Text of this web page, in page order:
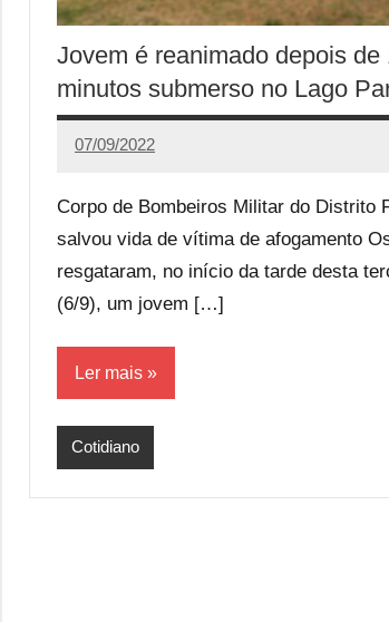
Jovem é reanimado depois de
minutos submerso no Lago
07/09/2022
Calango
Corpo de Bombeiros Militar do Distrito
salvou vida de vítima de afogamento
resgataram, no início da tarde desta
(6/9), um jovem […]
Ler mais
Cotidiano